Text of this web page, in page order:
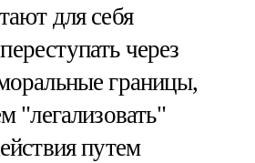
для себя
через
границы,
"легализовать"
путем